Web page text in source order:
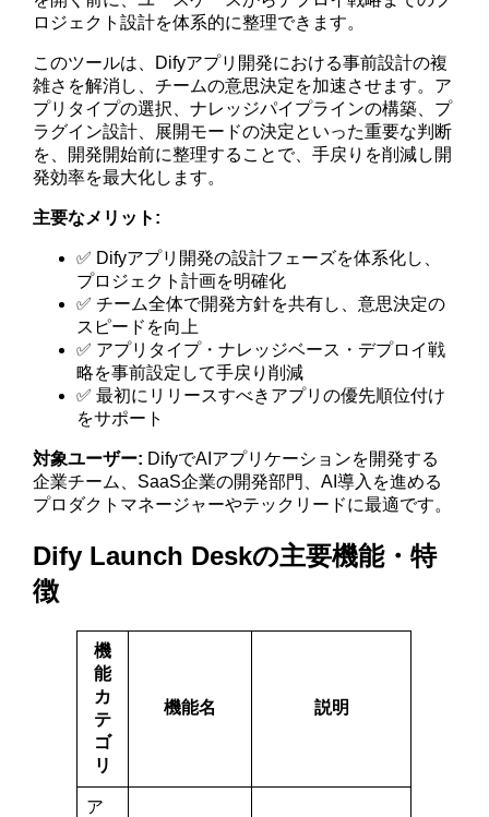
ロジェクト設計を体系的に整理できます。
このツールは、Difyアプリ開発における事前設計の複
雑さを解消し、チームの意思決定を加速させます。ア
プリタイプの選択、ナレッジパイプラインの構築、プ
ラグイン設計、展開モードの決定といった重要な判断
を、開発開始前に整理することで、手戻りを削減し開
発効率を最大化します。
主要なメリット:
✅ Difyアプリ開発の設計フェーズを体系化し、
プロジェクト計画を明確化
✅ チーム全体で開発方針を共有し、意思決定の
スピードを向上
✅ アプリタイプ・ナレッジベース・デプロイ戦
略を事前設定して手戻り削減
✅ 最初にリリースすべきアプリの優先順位付け
をサポート
対象ユーザー: DifyでAIアプリケーションを開発する
企業チーム、SaaS企業の開発部門、AI導入を進める
プロダクトマネージャーやテックリードに最適です。
Dify Launch Deskの主要機能・特
徴
機
能
カ
テ
ゴ
リ
機能名 説明
ア